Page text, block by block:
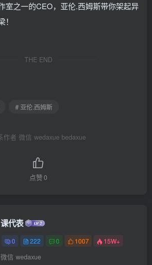
室之一的CEO，亚伦.西姆斯带你架起异
THE END
# 亚伦.西姆斯
作者 微信 wedaxue bedaxue
点赞0
课代表
0 222 0 1007 15W+
微信 wedaxue